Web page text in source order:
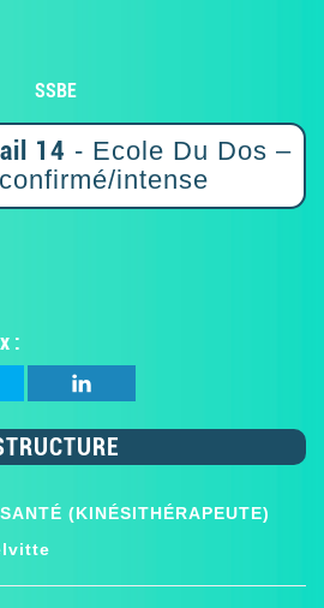
SSBE
14 - Ecole Du Dos –
intense
:
(KINÉSITHÉRAPEUTE)